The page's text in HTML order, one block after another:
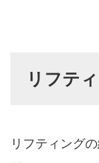
リフテ
リフティング